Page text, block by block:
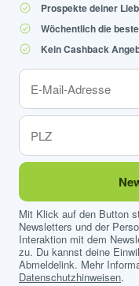
Prospekte deiner
Wöchentlich die
Kein Cashback
Mit Klick auf den Button
Newsletters und der
Interaktion mit dem
zu. Du kannst deine
Abmeldelink. Mehr
Datenschutzhinweisen.